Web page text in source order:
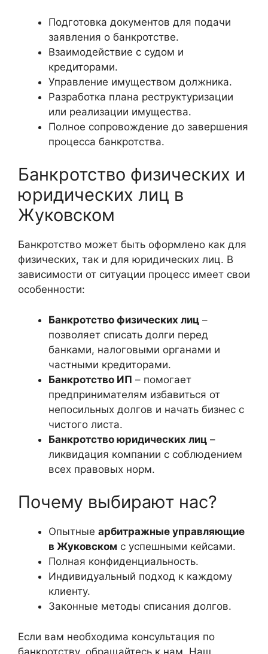
Подготовка документов для подачи
заявления о банкротстве.
Взаимодействие с судом и
кредиторами.
Управление имуществом должника.
Разработка плана реструктуризации
или реализации имущества.
Полное сопровождение до завершения
процесса банкротства.
Банкротство физических и
юридических лиц в
Жуковском
Банкротство может быть оформлено как для
физических, так и для юридических лиц. В
зависимости от ситуации процесс имеет свои
особенности:
Банкротство физических лиц –
позволяет списать долги перед
банками, налоговыми органами и
частными кредиторами.
Банкротство ИП – помогает
предпринимателям избавиться от
непосильных долгов и начать бизнес с
чистого листа.
Банкротство юридических лиц –
ликвидация компании с соблюдением
всех правовых норм.
Почему выбирают нас?
Опытные арбитражные управляющие
в Жуковском с успешными кейсами.
Полная конфиденциальность.
Индивидуальный подход к каждому
клиенту.
Законные методы списания долгов.
Если вам необходима консультация по
банкротству, обращайтесь к нам. Наш